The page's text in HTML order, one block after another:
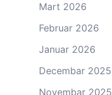
Mart 2026
Februar 2026
Januar 2026
Decembar 2025
Novembar 2025